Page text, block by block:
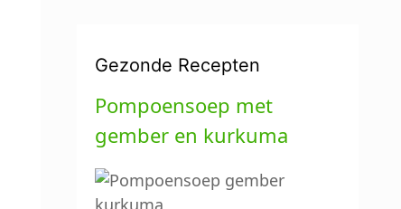
Gezonde Recepten
Pompoensoep met
gember en kurkuma